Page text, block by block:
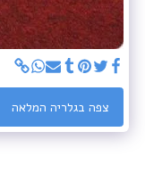
צפה בגלריה המלאה